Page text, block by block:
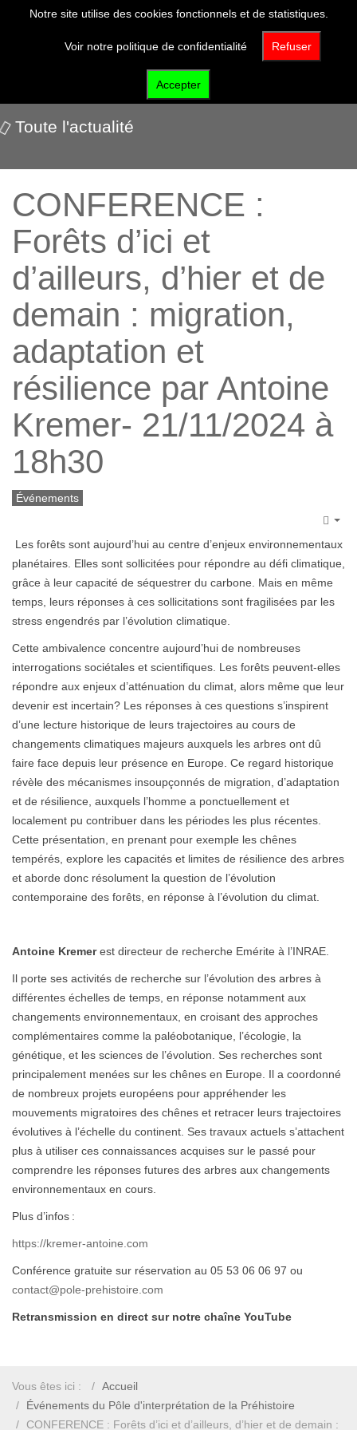
Nos événements
Toute l'actualité
CONFERENCE :
Forêts d’ici et
d’ailleurs, d’hier et de
demain : migration,
adaptation et
résilience par Antoine
Kremer- 21/11/2024 à
18h30
Événements
Les forêts sont aujourd’hui au centre d’enjeux environnementaux
planétaires. Elles sont sollicitées pour répondre au défi climatique,
grâce à leur capacité de séquestrer du carbone. Mais en même
temps, leurs réponses à ces sollicitations sont fragilisées par les
stress engendrés par l’évolution climatique.
Cette ambivalence concentre aujourd’hui de nombreuses
interrogations sociétales et scientifiques. Les forêts peuvent-elles
répondre aux enjeux d’atténuation du climat, alors même que leur
devenir est incertain? Les réponses à ces questions s’inspirent
d’une lecture historique de leurs trajectoires au cours de
changements climatiques majeurs auxquels les arbres ont dû
faire face depuis leur présence en Europe. Ce regard historique
révèle des mécanismes insoupçonnés de migration, d’adaptation
et de résilience, auxquels l’homme a ponctuellement et
localement pu contribuer dans les périodes les plus récentes.
Cette présentation, en prenant pour exemple les chênes
tempérés, explore les capacités et limites de résilience des arbres
et aborde donc résolument la question de l’évolution
contemporaine des forêts, en réponse à l’évolution du climat.
Antoine Kremerest directeur de recherche Emérite à l’INRAE.
Il porte ses activités de recherche sur l’évolution des arbres à
différentes échelles de temps, en réponse notamment aux
changements environnementaux, en croisant des approches
complémentaires comme la paléobotanique, l’écologie, la
génétique, et les sciences de l’évolution. Ses recherches sont
principalement menées sur les chênes en Europe. Il a coordonné
de nombreux projets européens pour appréhender les
mouvements migratoires des chênes et retracer leurs trajectoires
évolutives à l’échelle du continent. Ses travaux actuels s’attachent
plus à utiliser ces connaissances acquises sur le passé pour
comprendre les réponses futures des arbres aux changements
environnementaux en cours.
Plus d’infos :
https://kremer-antoine.com
Conférence gratuite sur réservation au 05 53 06 06 97 ou
contact@pole-prehistoire.com
Retransmission en direct sur notre chaîne YouTube
Vous êtes ici :
Accueil
Événements du Pôle d'interprétation de la Préhistoire
CONFERENCE : Forêts d’ici et d’ailleurs, d’hier et de demain :
Notre site utilise des cookies fonctionnels et de statistiques.
Voir notre politique de confidentialité Refuser
Accepter